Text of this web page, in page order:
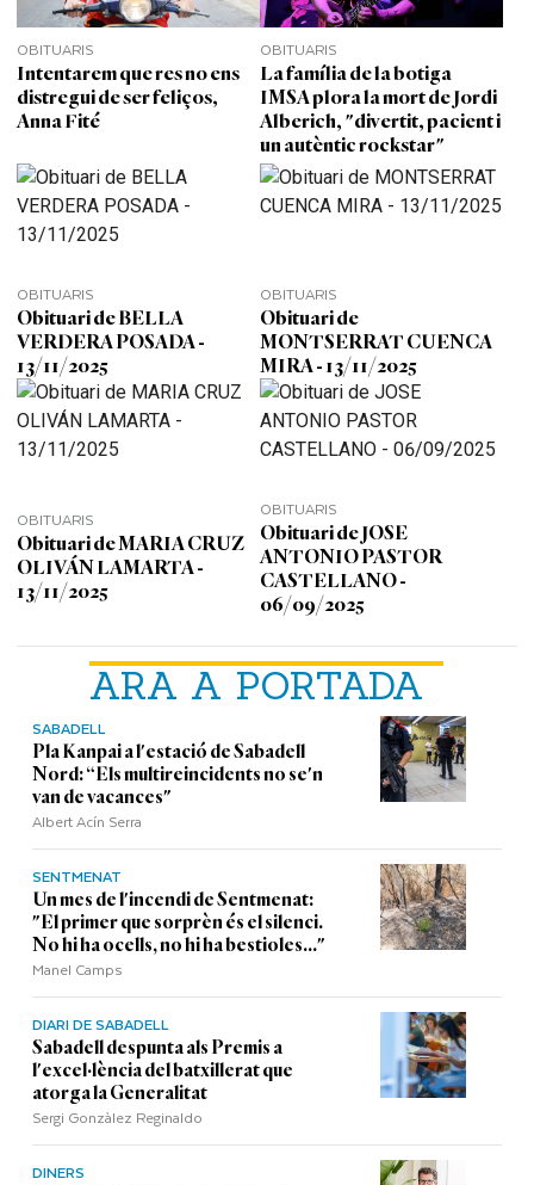
ARA A PORTADA
SABADELL
Pla Kanpai a l'estació de Sabadell
Nord: “Els multireincidents no se'n
van de vacances"
Albert Acín Serra
SENTMENAT
Un mes de l'incendi de Sentmenat:
"El primer que sorprèn és el silenci.
No hi ha ocells, no hi ha bestioles..."
Manel Camps
DIARI DE SABADELL
Sabadell despunta als Premis a
l'excel·lència del batxillerat que
atorga la Generalitat
Sergi Gonzàlez Reginaldo
DINERS
OBITUARIS
Intentarem que res no ens
distregui de ser feliços,
Anna Fité
OBITUARIS
La família de la botiga
IMSA plora la mort de Jordi
Alberich, "divertit, pacient i
un autèntic rockstar"
OBITUARIS
Obituari de BELLA
VERDERA POSADA -
13/11/2025
OBITUARIS
Obituari de
MONTSERRAT CUENCA
MIRA - 13/11/2025
OBITUARIS
Obituari de MARIA CRUZ
OLIVÁN LAMARTA -
13/11/2025
OBITUARIS
Obituari de JOSE
ANTONIO PASTOR
CASTELLANO -
06/09/2025